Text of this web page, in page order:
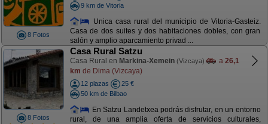
8 Fotos
9 km de Vitoria
Unica casa rural del municipio de Vitoria-Gasteiz.
Casa de dos suites y dos habitaciones dobles, con gran
salón y amplio aparcamiento privad ...
8 Fotos
Casa Rural Satzu
Casa Rural en Markina-Xemein (Vizcaya) a 26,1
km de Dima (Vizcaya)
12 plazas
25 €
50 km de Bilbao
En Satzu Landetxea podrás disfrutar, en un entorno
rural, de una amplia oferta de servicios culturales,